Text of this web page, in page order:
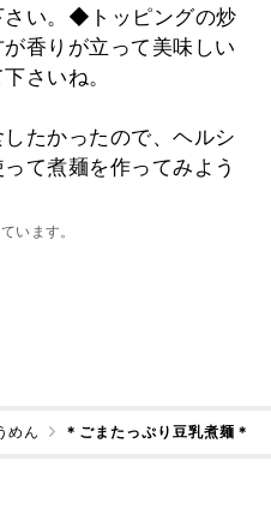
さい。◆トッピングの炒
香りが立って美味しい
さいね。
たかったので、ヘルシ
て煮麺を作ってみよう
います。
めん ＊ごまたっぷり豆乳煮麺＊